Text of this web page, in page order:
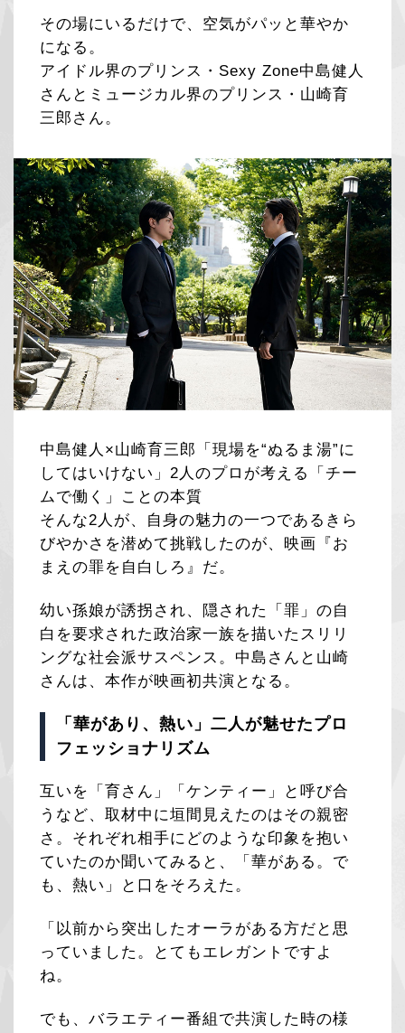
その場にいるだけで、空気がパッと華やか
になる。
アイドル界のプリンス・Sexy Zone中島健人
さんとミュージカル界のプリンス・山崎育
三郎さん。
中島健人×山崎育三郎「現場を“ぬるま湯”に
してはいけない」2人のプロが考える「チー
ムで働く」ことの本質
そんな2人が、自身の魅力の一つであるきら
びやかさを潜めて挑戦したのが、映画『お
まえの罪を自白しろ』だ。
幼い孫娘が誘拐され、隠された「罪」の自
白を要求された政治家一族を描いたスリリ
ングな社会派サスペンス。中島さんと山崎
さんは、本作が映画初共演となる。
「華があり、熱い」二人が魅せたプロ
フェッショナリズム
互いを「育さん」「ケンティー」と呼び合
うなど、取材中に垣間見えたのはその親密
さ。それぞれ相手にどのような印象を抱い
ていたのか聞いてみると、「華がある。で
も、熱い」と口をそろえた。
「以前から突出したオーラがある方だと思
っていました。とてもエレガントですよ
ね。
でも、バラエティー番組で共演した時の様